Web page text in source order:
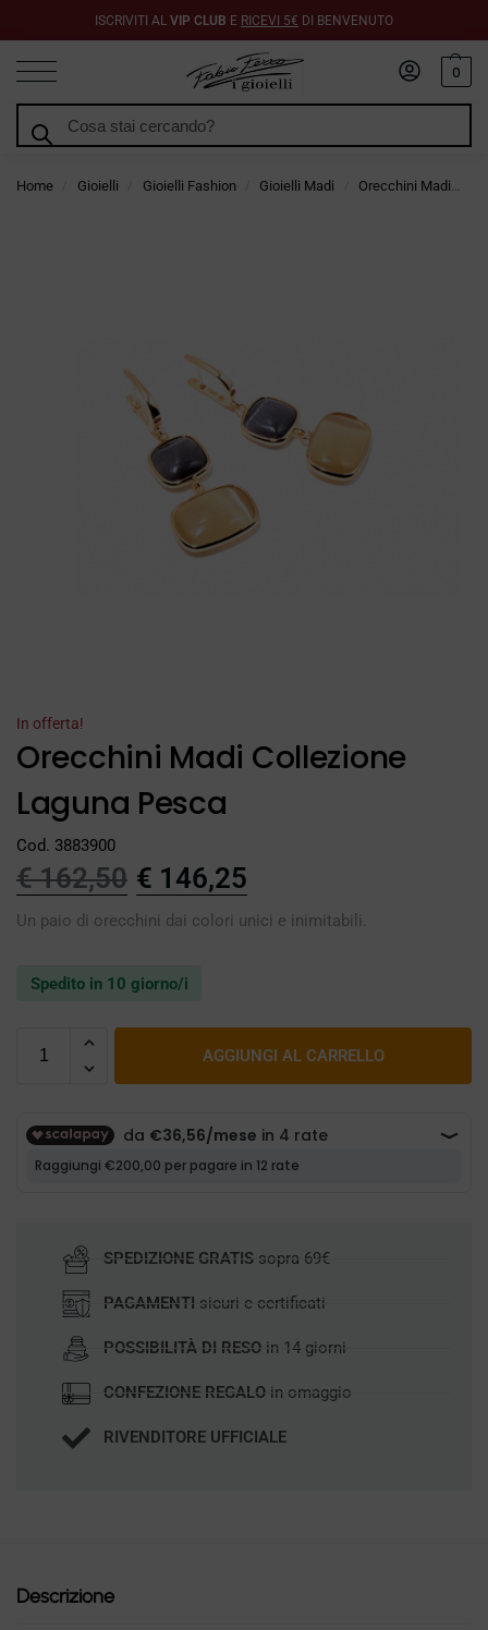
ISCRIVITI AL VIP CLUB E RICEVI 5€ DI BENVENUTO
0
Home Gioielli Gioielli Fashion Gioielli Madi Orecchini Madi
In offerta!
Orecchini Madi Collezione
Laguna Pesca
Cod. 3883900
€162,50 € 146,25
Un paio di orecchini dai colori unici e inimitabili.
Spedito in 10 giorno/i
AGGIUNGI AL CARRELLO
SPEDIZIONE GRATISsopra 69€
PAGAMENTI sicuri e certificati
POSSIBILITÀ DI RESO in 14 giorni
CONFEZIONE REGALOin omaggio
RIVENDITORE UFFICIALE
Descrizione